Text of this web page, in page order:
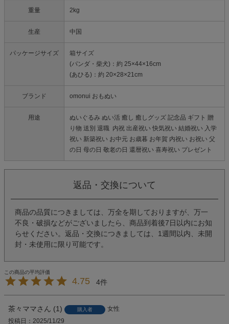
重量 2kg
生産 中国
パッケージサイズ
箱サイズ
(パンダ・柴犬)：約 25×44×16cm
(あひる)：約 20×28×21cm
ブランド omonui おもぬい
用途
ぬいぐるみ ぬい活 癒し 癒しグッズ 記念品 ギフト 贈
り物 送別 退職 内祝 出産祝い 快気祝い 結婚祝い 入学
祝い 新築祝い お中元 お歳暮 お年賀 内祝い お祝い 父
の日 母の日 敬老の日 還暦祝い 喜寿祝い プレゼント
返品・交換について
商品の品質につきましては、万全を期しておりますが、万一
不良・破損などがございましたら、商品到着後7日以内にお知
らせください。返品・交換につきましては、1週間以内、未開
封・未使用に限り可能です。
4.75 4
茶々ママ 1 購入者
女性
投稿日
2025/11/29